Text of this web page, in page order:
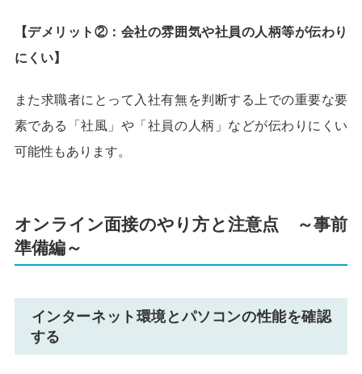
【デメリット②：会社の雰囲気や社員の人柄等が伝わり
にくい】
また求職者にとって入社有無を判断する上での重要な要
素である「社風」や「社員の人柄」などが伝わりにくい
可能性もあります。
オンライン面接のやり方と注意点 ～事前
準備編～
インターネット環境とパソコンの性能を確認
する